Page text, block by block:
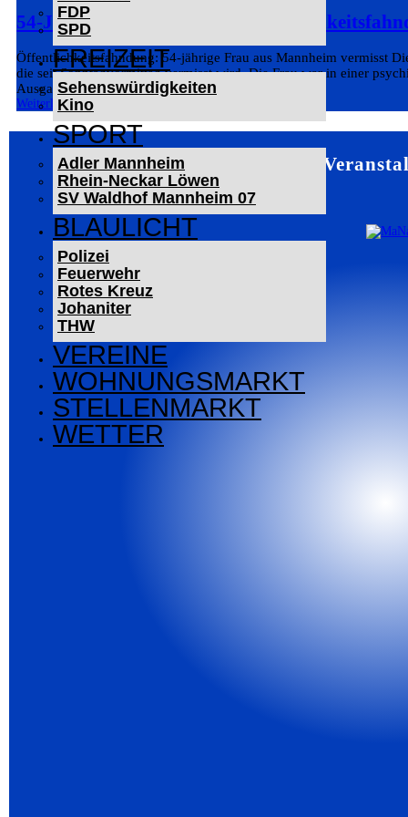
FDP
SPD
FREIZEIT
Sehenswürdigkeiten
Kino
SPORT
Adler Mannheim
Rhein-Neckar Löwen
SV Waldhof Mannheim 07
BLAULICHT
Polizei
Feuerwehr
Rotes Kreuz
Johaniter
THW
VEREINE
WOHNUNGSMARKT
STELLENMARKT
WETTER
54-Jährige Frau vermisst –
Öffentlichkeitsfahndung: 54-jährige Frau aus Mannheim vermisst
die seit Sonntagvormittag vermisst wird. Die Frau war in einer
Ausgang nicht mehr...
Weiterlesen
Mannheim –